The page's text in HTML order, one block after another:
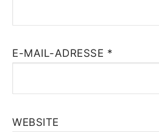
E-MAIL-ADRESSE *
WEBSITE